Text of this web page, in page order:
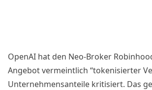
OpenAI hat den Neo-Broker
Angebot vermeintlich “tokenisierter
Unternehmensanteile kritisiert. Das